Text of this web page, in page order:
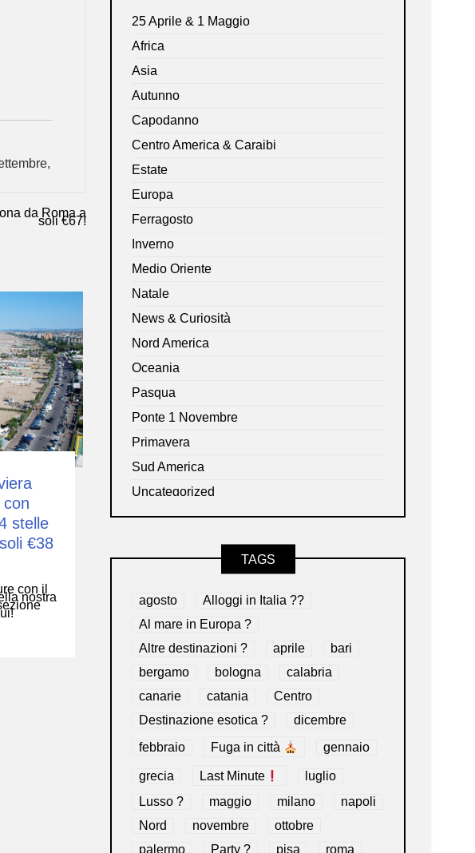
,
da Roma a
soli €67!
stelle
€38
con il
nostra
25 Aprile & 1 Maggio
Africa
Asia
Autunno
Capodanno
Centro America & Caraibi
Estate
Europa
Ferragosto
Inverno
Medio Oriente
Natale
News & Curiosità
Nord America
Oceania
Pasqua
Ponte 1 Novembre
Primavera
Sud America
Uncategorized
TAGS
agosto
Alloggi in Italia ??
Al mare in Europa ?️
Altre destinazioni ?
aprile
bari
bergamo
bologna
calabria
canarie
catania
Centro
Destinazione esotica ?
dicembre
febbraio Fuga in città gennaio
grecia Last Minute
luglio
Lusso ?
maggio milano
napoli
Nord
novembre
ottobre
palermo
Party ? pisa roma